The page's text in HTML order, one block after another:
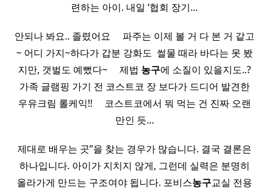
련하는 아이. 내일 ‘협회 장기…
안되나 봐요.. 졸렸어요 ​ ​ ​ ​ 파주는 이제 볼 거 다 본 거 같고
~ 어디 가지~하다가 갑분 강화도 ​ 썰물 때라 바다는 못 봤
지만, 갯벌도 예뻤다~ ​ ​ ​ ​ 제법 농구에 소질이 있을지도..?
가족 글램핑 가기 전 코스트코 장 보다가 드디어 발견한
우유크림 롤케익!! ​ ​ ​ ​ 코스트코에서 뭐 먹는 건 진짜 오랜
만인 듯…
제대로 배우는 곳”을 찾는 경우가 많습니다. 결국 결론은
하나입니다. 아이가 지치지 않게, 그런데 실력은 분명히
올라가게 만드는 구조여야 됩니다. 포비스농구교실 전용